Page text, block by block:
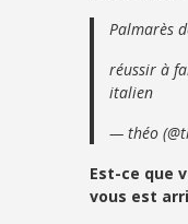
Palmarès
réussir à
italien
— théo
Est-ce que
vous est